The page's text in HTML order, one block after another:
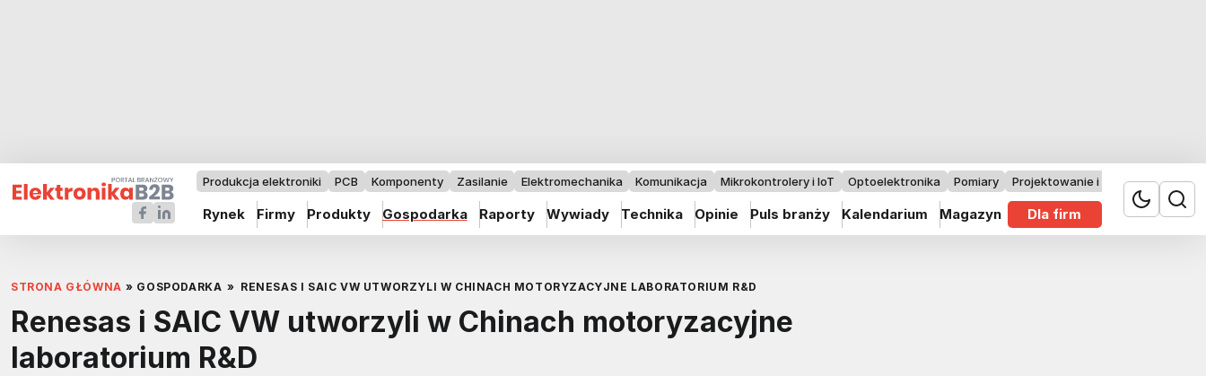
Produkcja elektroniki PCB Komponenty Zasilanie Elektromechanika Komunikacja Mikrokontrolery i IoT Optoelektronika Pomiary Projektowanie i badania
Rynek Firmy Produkty Gospodarka Raporty Wywiady Technika Opinie Puls branży Kalendarium Magazyn Dla firm
STRONA GŁÓWNA » GOSPODARKA » RENESAS I SAIC VW UTWORZYLI W CHINACH MOTORYZACYJNE LABORATORIUM R&D
Renesas i SAIC VW utworzyli w Chinach motoryzacyjne
laboratorium R&D